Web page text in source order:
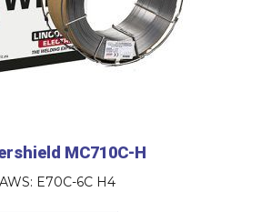
MC710C-H
AWS: E70C-6C H4